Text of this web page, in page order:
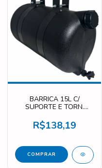
BARRICA 15L C/
SUPORTE E TORN.
R$138,19